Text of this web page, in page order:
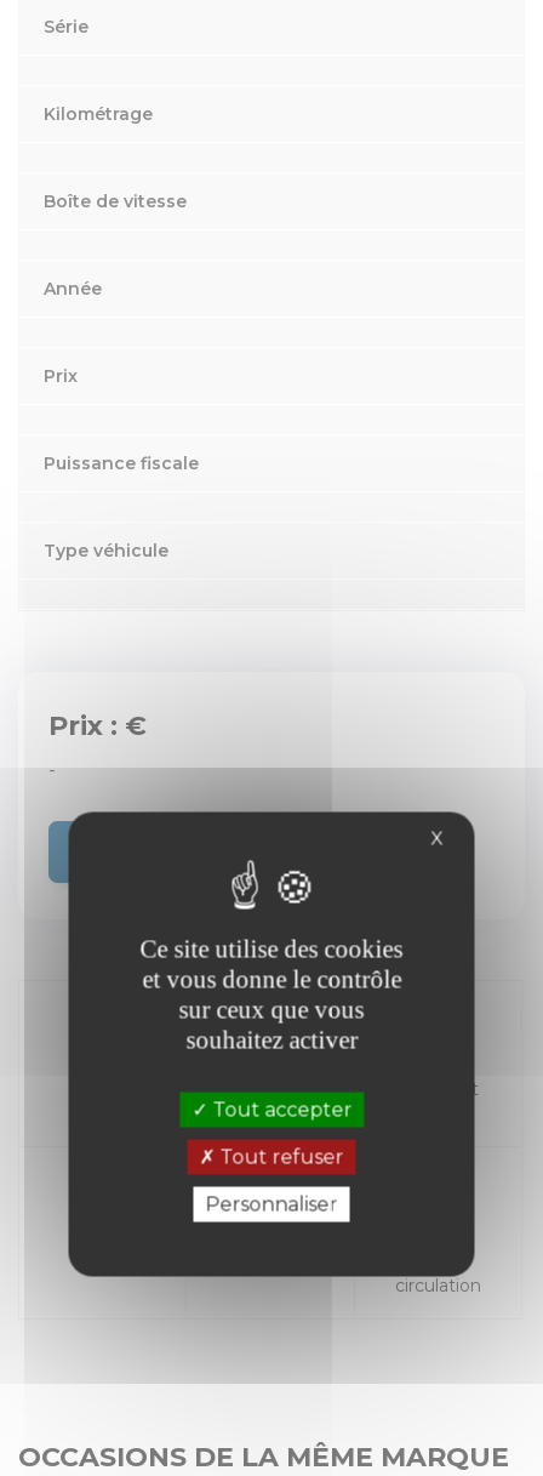
Série
Kilométrage
Boîte de vitesse
Année
Prix
Puissance fiscale
Type véhicule
Prix : €
-
Kilométrage Carburant
circulation
OCCASIONS DE LA MÊME MARQUE
X
Ce site utilise des cookies
et vous donne le contrôle
sur ceux que vous
souhaitez activer
Tout accepter
Tout refuser
Personnaliser